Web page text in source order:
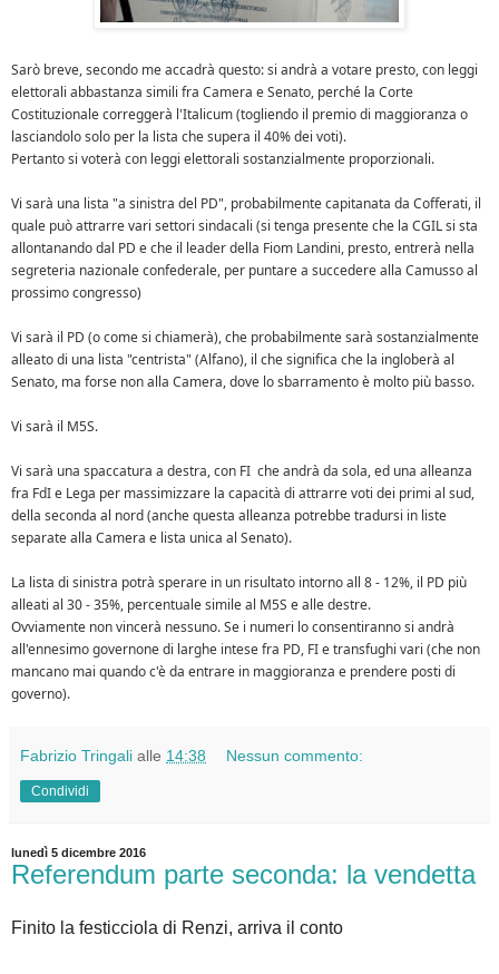
Sarò breve, secondo me accadrà questo: si andrà a votare presto, con leggi
elettorali abbastanza simili fra Camera e Senato, perché la Corte
Costituzionale correggerà l'Italicum (togliendo il premio di maggioranza o
lasciandolo solo per la lista che supera il 40% dei voti).
Pertanto si voterà con leggi elettorali sostanzialmente proporzionali.
Vi sarà una lista "a sinistra del PD", probabilmente capitanata da Cofferati, il
quale può attrarre vari settori sindacali (si tenga presente che la CGIL si sta
allontanando dal PD e che il leader della Fiom Landini, presto, entrerà nella
segreteria nazionale confederale, per puntare a succedere alla Camusso al
prossimo congresso)
Vi sarà il PD (o come si chiamerà), che probabilmente sarà sostanzialmente
alleato di una lista "centrista" (Alfano), il che significa che la ingloberà al
Senato, ma forse non alla Camera, dove lo sbarramento è molto più basso.
Vi sarà il M5S.
Vi sarà una spaccatura a destra, con FI che andrà da sola, ed una alleanza
fra FdI e Lega per massimizzare la capacità di attrarre voti dei primi al sud,
della seconda al nord (anche questa alleanza potrebbe tradursi in liste
separate alla Camera e lista unica al Senato).
La lista di sinistra potrà sperare in un risultato intorno all 8 - 12%, il PD più
alleati al 30 - 35%, percentuale simile al M5S e alle destre.
Ovviamente non vincerà nessuno. Se i numeri lo consentiranno si andrà
all'ennesimo governone di larghe intese fra PD, FI e transfughi vari (che non
mancano mai quando c'è da entrare in maggioranza e prendere posti di
governo).
Fabrizio Tringali alle 14:38 Nessun commento:
Condividi
lunedì 5 dicembre 2016
Referendum parte seconda: la vendetta
Finito la festicciola di Renzi, arriva il conto